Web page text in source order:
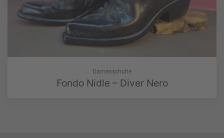
Damenschuhe
Fondo Nidle – Diver Nero